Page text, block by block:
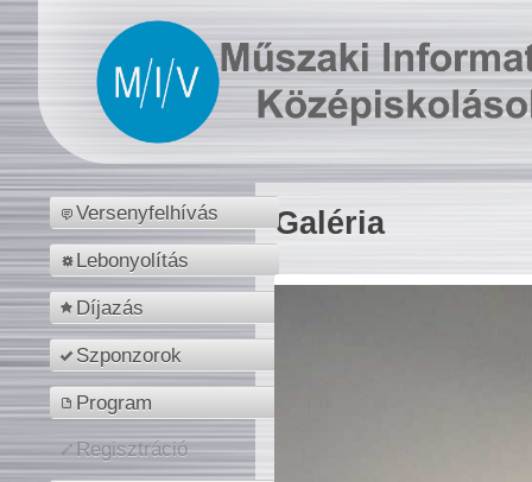
Versenyfelhívás
Lebonyolítás
Díjazás
Szponzorok
Program
Regisztráció
Galéria